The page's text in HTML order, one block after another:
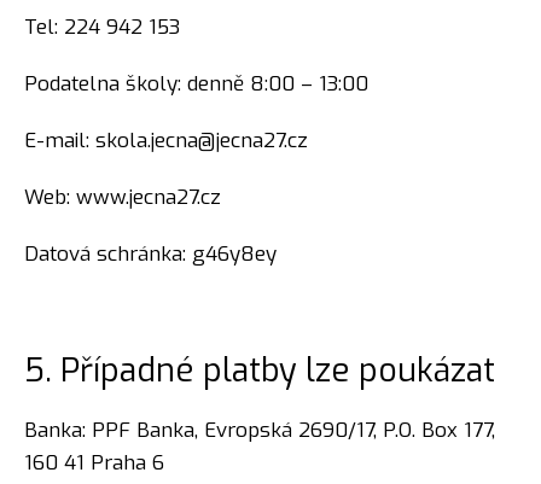
Tel: 224 942 153
Podatelna školy: denně 8:00 – 13:00
E-mail: skola.jecna@jecna27.cz
Web: www.jecna27.cz
Datová schránka: g46y8ey
5. Případné platby lze poukázat
Banka: PPF Banka, Evropská 2690/17, P.O. Box 177,
160 41 Praha 6